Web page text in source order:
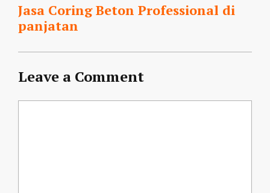
Jasa Coring Beton Professional di
panjatan
Leave a Comment